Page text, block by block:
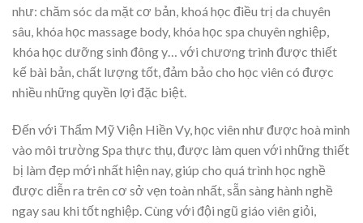
như: chăm sóc da mặt cơ bản, khoá học điều trị da chuyên
sâu, khóa học massage body, khóa học spa chuyên nghiệp,
khóa học dưỡng sinh đông y… với chương trình được thiết
kế bài bản, chất lượng tốt, đảm bảo cho học viên có được
nhiều những quyền lợi đặc biệt.
Đến với Thẩm Mỹ Viện Hiền Vy, học viên như được hoà mình
vào môi trường Spa thực thụ, được làm quen với những thiết
bị làm đẹp mới nhất hiện nay, giúp cho quá trình học nghề
được diễn ra trên cơ sở vẹn toàn nhất, sẵn sàng hành nghề
ngay sau khi tốt nghiệp. Cùng với đội ngũ giáo viên giỏi,